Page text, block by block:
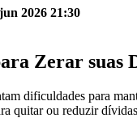
2026 21:30
Zerar suas
dificuldades para
quitar ou reduzir